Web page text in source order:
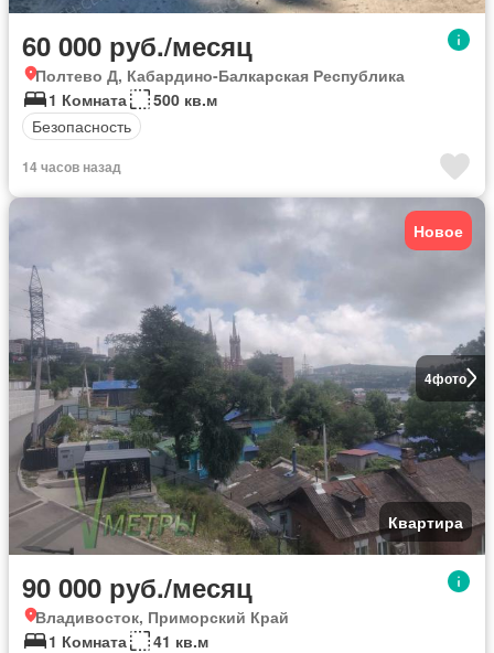
60 000 руб./месяц
Полтево Д, Кабардино-Балкарская Республика
1 Комната
500 кв.м
Безопасность
14 часов назад
4фото
Новое
Квартира
90 000 руб./месяц
Владивосток, Приморский Край
1 Комната
41 кв.м